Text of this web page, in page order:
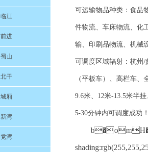
临江
前进
蜀山
北干
城厢
新湾
党湾
可运输物品种类：食品
件物流、车床物流、化
输、印刷品物流、机械
可调度区域辐射：杭州
（平板车）、高栏车、
9.6米、12米-13.5米半
5-30分钟内可调度成功